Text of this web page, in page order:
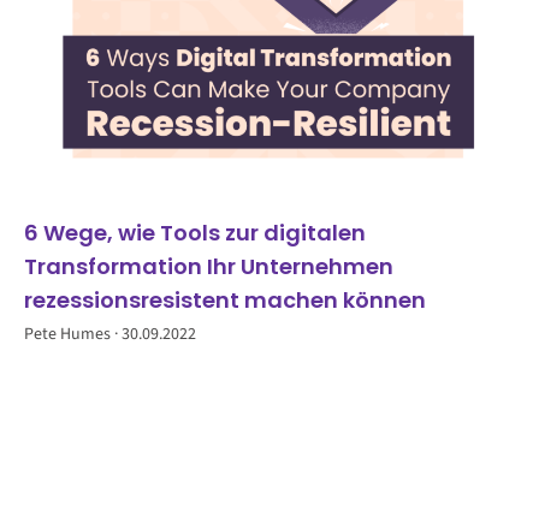
6 Wege, wie Tools zur digitalen
Transformation Ihr Unternehmen
rezessionsresistent machen können
Pete Humes 30.09.2022